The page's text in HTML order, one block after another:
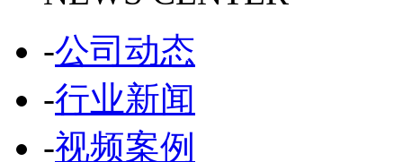
-公司动态
-行业新闻
-视频案例